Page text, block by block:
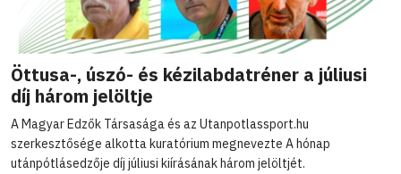
Öttusa-, úszó- és kézilabdatréner a júliusi
díj három jelöltje
A Magyar Edzők Társasága és az Utanpotlassport.hu
szerkesztősége alkotta kuratórium megnevezte A hónap
utánpótlásedzője díj júliusi kiírásának három jelöltjét.